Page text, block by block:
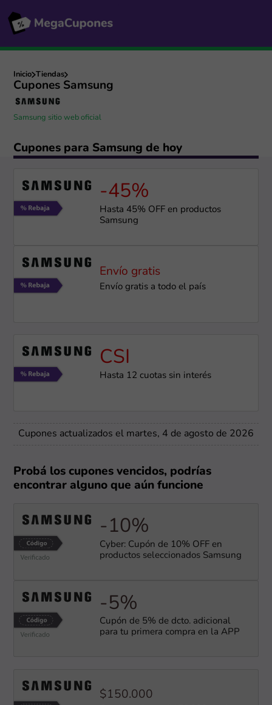
Inicio Tiendas
Cupones Samsung
Samsung sitio web oficial
Cupones para Samsung de hoy
-45%
Hasta 45% OFF en productos
Samsung
Envío gratis
Envío gratis a todo el país
CSI
Hasta 12 cuotas sin interés
Cupones actualizados el martes, 4 de agosto de 2026
Probá los cupones vencidos, podrías
encontrar alguno que aún funcione
-10%
Cyber: Cupón de 10% OFF en
productos seleccionados Samsung
-5%
Cupón de 5% de dcto. adicional
para tu primera compra en la APP
$150.000